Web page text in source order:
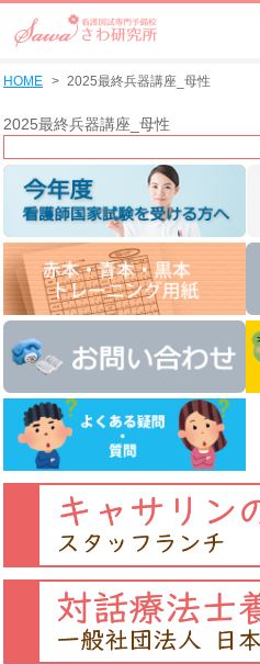
HOME 2025最終兵器講座_母性
2025最終兵器講座_母性